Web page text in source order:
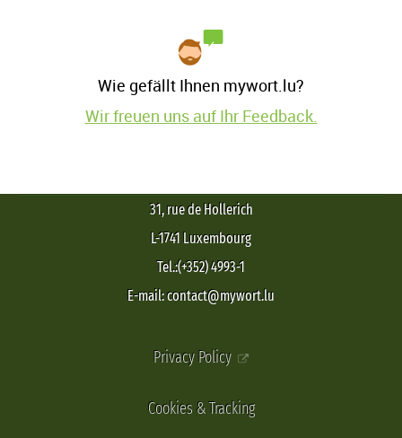
Wie gefällt Ihnen mywort.lu?
Wir freuen uns auf Ihr Feedback.
31, rue de Hollerich
L-1741 Luxembourg
Tel.:(+352) 4993-1
E-mail: contact@mywort.lu
Privacy Policy
Cookies & Tracking